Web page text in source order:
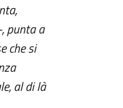
punta a
che si
al di là